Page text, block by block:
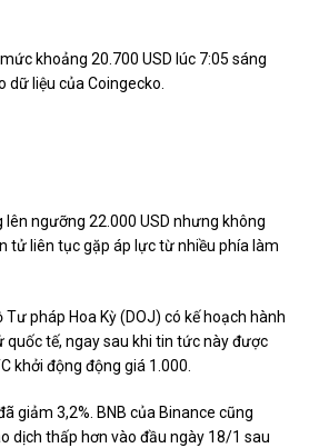
khoảng 20.700 USD lúc 7:05 sáng
dữ liệu của Coingecko.
ngưỡng 22.000 USD nhưng không
tử liên tục gặp áp lực từ nhiều phía làm
pháp Hoa Kỳ (DOJ) có kế hoạch hành
quốc tế, ngay sau khi tin tức này được
khởi động động giá 1.000.
giảm 3,2%. BNB của Binance cũng
dịch thấp hơn vào đầu ngày 18/1 sau